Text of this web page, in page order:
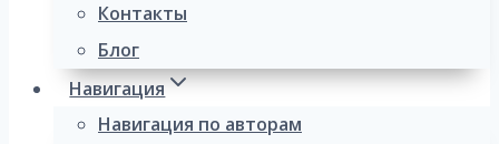
Контакты
Блог
Навигация
Навигация по авторам